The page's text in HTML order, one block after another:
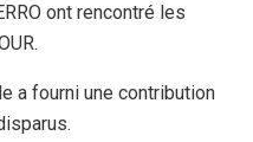
ont rencontré les
a fourni une contribution